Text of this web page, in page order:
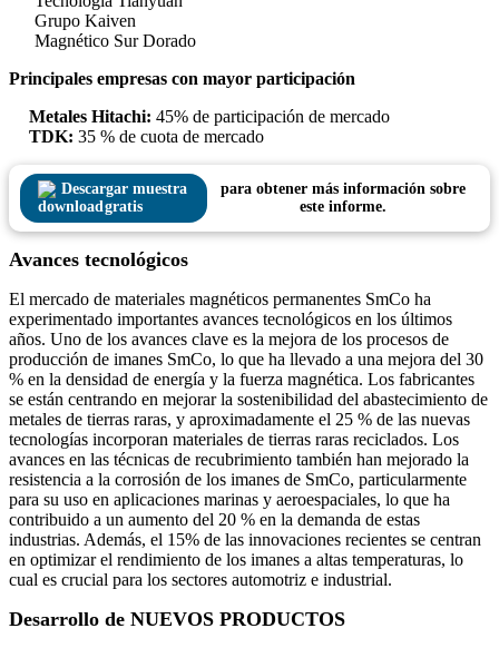
Grupo Kaiven
Magnético Sur Dorado
Principales empresas con mayor participación
Metales Hitachi: 45% de participación de mercado
TDK: 35 % de cuota de mercado
Descargar muestra
gratis
para obtener más información sobre
este informe.
Avances tecnológicos
El mercado de materiales magnéticos permanentes SmCo ha
experimentado importantes avances tecnológicos en los últimos
años. Uno de los avances clave es la mejora de los procesos de
producción de imanes SmCo, lo que ha llevado a una mejora del 30
% en la densidad de energía y la fuerza magnética. Los fabricantes
se están centrando en mejorar la sostenibilidad del abastecimiento de
metales de tierras raras, y aproximadamente el 25 % de las nuevas
tecnologías incorporan materiales de tierras raras reciclados. Los
avances en las técnicas de recubrimiento también han mejorado la
resistencia a la corrosión de los imanes de SmCo, particularmente
para su uso en aplicaciones marinas y aeroespaciales, lo que ha
contribuido a un aumento del 20 % en la demanda de estas
industrias. Además, el 15% de las innovaciones recientes se centran
en optimizar el rendimiento de los imanes a altas temperaturas, lo
cual es crucial para los sectores automotriz e industrial.
Desarrollo de NUEVOS PRODUCTOS